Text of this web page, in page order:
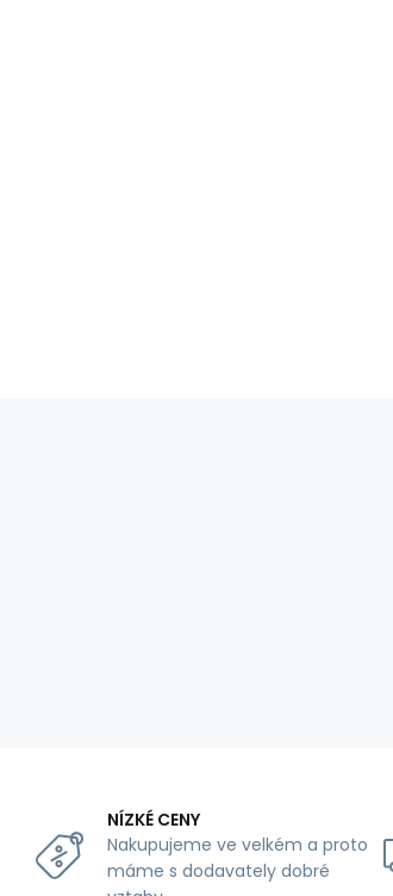
NÍZKÉ CENY
Nakupujeme ve velkém a proto
máme s dodavately dobré